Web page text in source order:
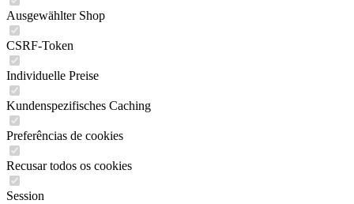
Ausgewählter Shop
CSRF-Token
Individuelle Preise
Kundenspezifisches Caching
Preferências de cookies
Recusar todos os cookies
Session